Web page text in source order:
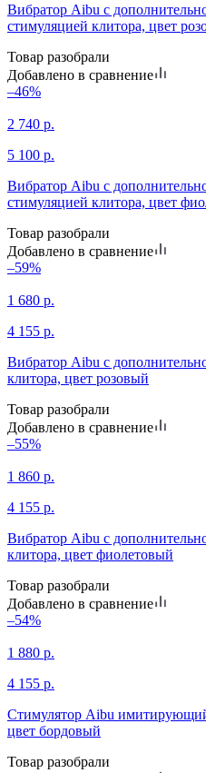
Вибратор Aibu с
стимуляцией клитора, цвет
Товар разобрали
Добавлено в сравнение
–46%
2 740 р.
5 100 р.
Вибратор Aibu с
стимуляцией клитора, цвет
Товар разобрали
Добавлено в сравнение
–59%
1 680 р.
4 155 р.
Вибратор Aibu с
клитора, цвет розовый
Товар разобрали
Добавлено в сравнение
–55%
1 860 р.
4 155 р.
Вибратор Aibu с
клитора, цвет фиолетовый
Товар разобрали
Добавлено в сравнение
–54%
1 880 р.
4 155 р.
Стимулятор Aibu
цвет бордовый
Товар разобрали